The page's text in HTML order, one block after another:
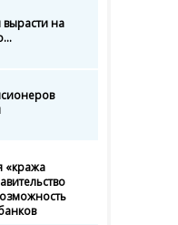
на
«кража